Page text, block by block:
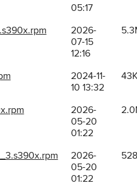
05:17
2026-
07-15
12:16
2024-11-
10 13:32
2026-
05-20
01:22
2026-
05-20
01:22